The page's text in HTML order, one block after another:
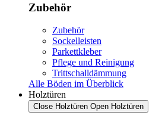
Zubehör
Zubehör
Sockelleisten
Parkettkleber
Pflege und Reinigung
Trittschalldämmung
Alle Böden im Überblick
Holztüren
Close Holztüren Open Holztüren